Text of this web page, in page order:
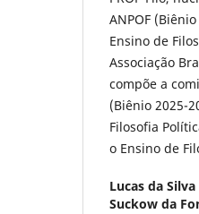
ANPOF
Ensino de
Associação
compõe a
(Biênio 2025-
Filosofia
o Ensino de
Lucas da
Suckow da